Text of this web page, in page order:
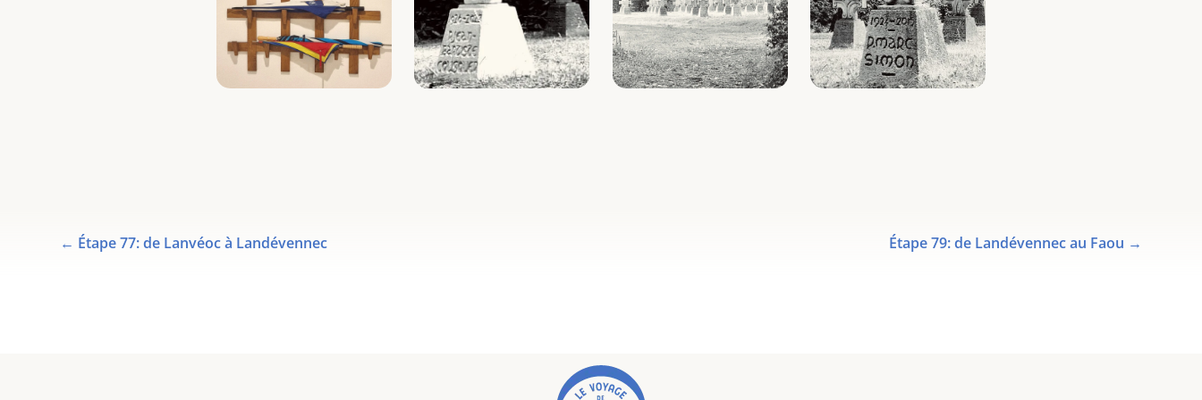
← Étape 77: de Lanvéoc à Landévennec Étape 79: de Landévennec au Faou →